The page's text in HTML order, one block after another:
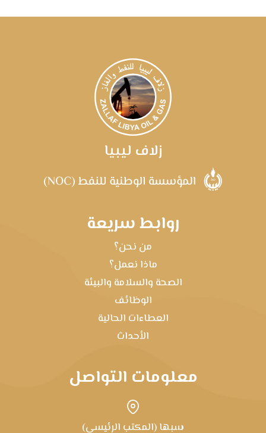
زلاف ليبيا
روابط سريعة
من نحن؟
ماذا نعمل؟
الصحة والسلامة والبيئة
الوظائف
العطاءات الحالية
الأحداث
معلومات التواصل
سبها (المكتب الرئيسي)